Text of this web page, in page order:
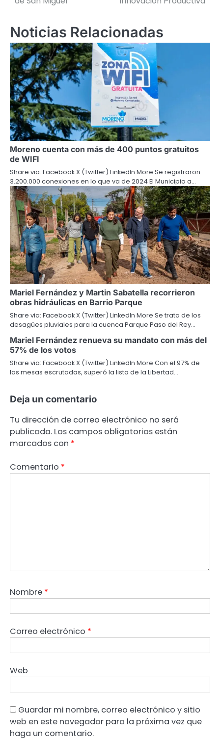
Noticias Relacionadas
Moreno cuenta con más de 400 puntos gratuitos
de WIFI
Share via: Facebook X (Twitter) LinkedIn More Se registraron
3.200.000 conexiones en lo que va de 2024 El Municipio a…
Mariel Fernández y Martin Sabatella recorrieron
obras hidráulicas en Barrio Parque
Share via: Facebook X (Twitter) LinkedIn More Se trata de los
desagües pluviales para la cuenca Parque Paso del Rey…
Mariel Fernández renueva su mandato con más del
57% de los votos
Share via: Facebook X (Twitter) LinkedIn More Con el 97% de
las mesas escrutadas, superó la lista de la Libertad…
Deja un comentario
Tu dirección de correo electrónico no será
publicada. Los campos obligatorios están
marcados con *
Comentario *
Nombre *
Correo electrónico *
Web
Guardar mi nombre, correo electrónico y sitio
web en este navegador para la próxima vez que
haga un comentario.